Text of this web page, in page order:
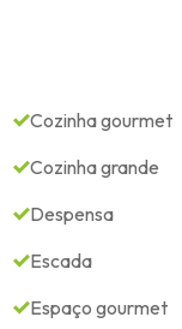
Cozinha gourmet
Cozinha grande
Despensa
Escada
Espaço gourmet